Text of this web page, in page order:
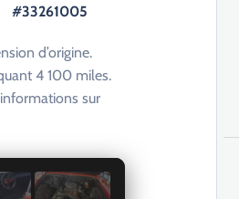
#33261005
d’origine.
4 100 miles.
sur
1 / 8